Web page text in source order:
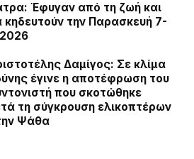
Έφυγαν από τη ζωή και
κηδευτούν την Παρασκευή 7-
Δαμίγος: Σε κλίμα
έγινε η αποτέφρωση του
που σκοτώθηκε
τη σύγκρουση ελικοπτέρων
Ψάθα